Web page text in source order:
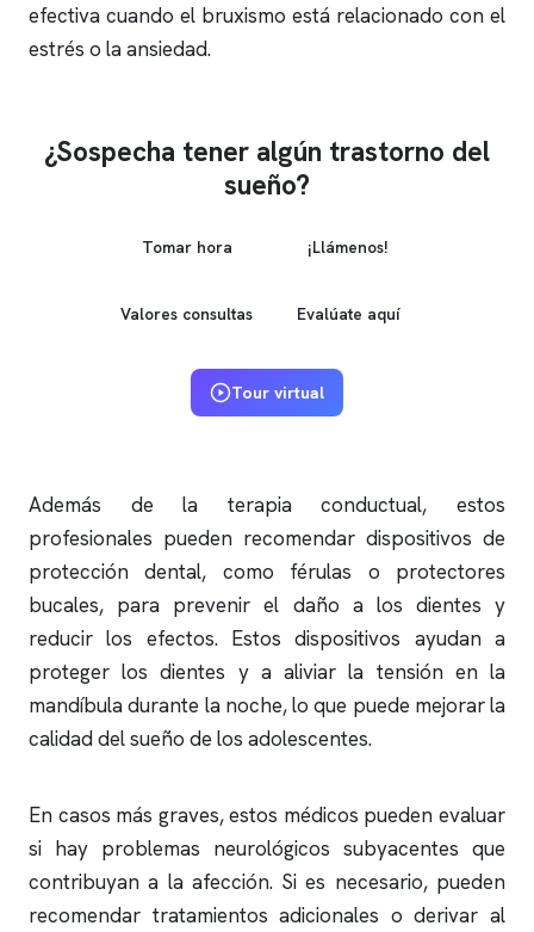
efectiva cuando el bruxismo está relacionado con el
estrés o la ansiedad.
¿Sospecha tener algún trastorno del
sueño?
Tomar hora ¡Llámenos!
Valores consultas Evalúate aquí
Tour virtual
Además de la terapia conductual, estos
profesionales pueden recomendar dispositivos de
protección dental, como férulas o protectores
bucales, para prevenir el daño a los dientes y
reducir los efectos. Estos dispositivos ayudan a
proteger los dientes y a aliviar la tensión en la
mandíbula durante la noche, lo que puede mejorar la
calidad del sueño de los adolescentes.
En casos más graves, estos médicos pueden evaluar
si hay problemas neurológicos subyacentes que
contribuyan a la afección. Si es necesario, pueden
recomendar tratamientos adicionales o derivar al